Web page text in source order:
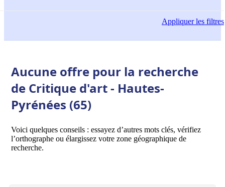
Appliquerles filtres
Aucune offre pour la recherche
de Critique d'art - Hautes-
Pyrénées (65)
Voici quelques conseils : essayez d’autres mots clés, vérifiez
l’orthographe ou élargissez votre zone géographique de
recherche.